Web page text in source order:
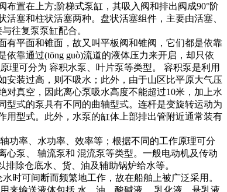
置在上方;阶梯式泵缸，其吸入阀和排出阀成90°阶
塞和柱状活塞两种。盘状活塞组件，主要由活塞、
往复泵泵缸配合。
平面和锥面，故又叫平板阀和锥阀，它们都是依靠
靠通过(tōng guò)流道的液体压力来开启，却只依
理可分为 容积水泵、叶片泵等类型。 容积泵是利用
安装过高，则不吸水；此外，由于山区比平原大气压
真空，因此离心泵吸水高度不能超过10米，加上水
型式的泵具有不同的曲轴型式。连杆是变旋转运动为
用型式。此外，水泵的缸体上部排出管附近通常装有
功率、水功率、效率等；根据不同的工作原理可分
泵、 轴流泵和 混流泵等类型。一般电动机及传动
除仓底水、货、油及辅助锅炉给水等。
时可间断而频繁地工作，故在船舶上被广泛采用。
来输送液体包括 水、油、酸碱液、 乳化液、悬乳液